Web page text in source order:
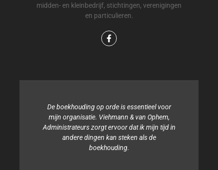
midden- en kleinbedrijf, stichtingen, verenigingen
en particulieren.
De boekhouding op orde is essentieel voor
mijn organisatie. Viehmann & van Ophem,
zorgt ervoor dat ik mijn tijd in
andere dingen kan steken als de